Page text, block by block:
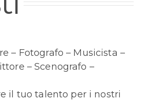
– Fotografo – Musicista –
– Scenografo –
il tuo talento per i nostri